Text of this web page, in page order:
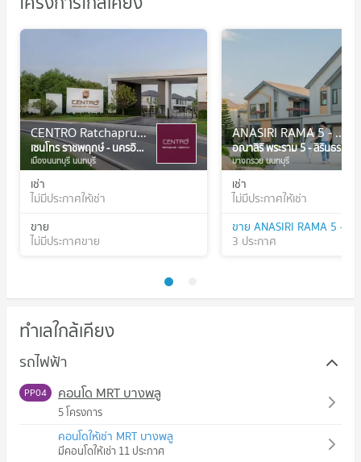
CENTRO Ratchapruek - Nakhon In
เซนโทร ราชพฤกษ์ - นครอินทร์
เมืองนนทบุรี นนทบุรี
เช่า
ไม่มีประกาศให้เช่า
ขาย
ไม่มีประกาศขาย
ANASIRI RAMA 5 - SIRINDHORN
อณาสิริ พระราม 5 - สิรินธร
บางกรวย นนทบุรี
เช่า
ไม่มีประกาศให้เช่า
3 ประกาศ
ทำเลใกล้เคียง
รถไฟฟ้า
PP04 คอนโด MRT บางพลู
5 โครงการ
คอนโดให้เช่า MRT บางพลู
มีคอนโดให้เช่า 11 ประกาศ